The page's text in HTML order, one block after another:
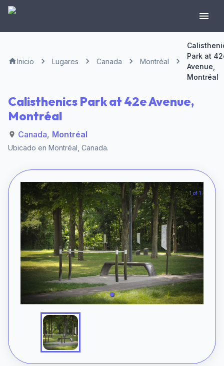
Inicio Lugares Canada Montréal
Park at
Avenue,
Montréal
Calisthenics Park at 42e Avenue,
Montréal
Canada, Montréal
Ubicado en Montréal Canada.
1 of 1